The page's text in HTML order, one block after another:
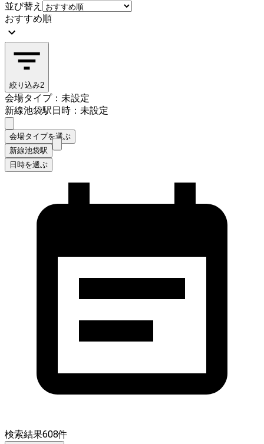
並び替え
おすすめ順
絞り込み2
会場タイプ：未設定
新線池袋駅日時：未設定
会場タイプを選ぶ
新線池袋駅
日時を選ぶ
検索結果608件